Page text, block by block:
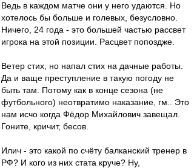
Ведь в каждом матче они у него удаются. Но
хотелось бы больше и голевых, безусловно.
Ничего, 24 года - это большей частью рассвет
игрока на этой позиции. Расцвет попоздже.
Ветер стих, но напал стих на дачные работы.
Да и ваще преступление в такую погоду не
быть там. Потому как в конце сезона (не
футбольного) неотвратимо наказание, гм.. Это
нам исчо когда Фёдор Михайлович завещал.
Гоните, кричит, бесов.
Илич - это какой по счёту балканский тренер в
РФ? И кого из них стата круче? Ну,